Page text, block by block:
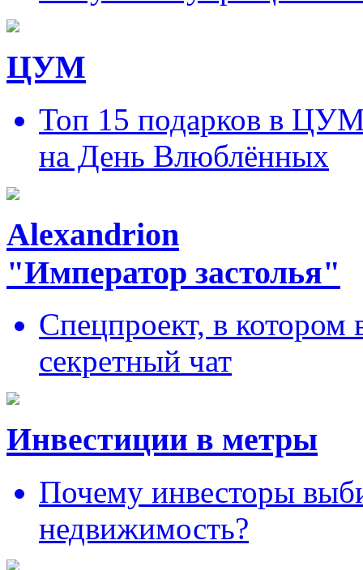
ЦУМ
Топ 15 подарков в
на День Влюблённых
Alexandrion
"Император застолья"
Спецпроект, в котором
секретный чат
Инвестиции в метры
Почему инвесторы
недвижимость?